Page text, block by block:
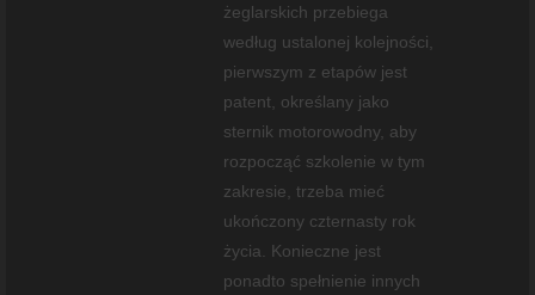
żeglarskich przebiega
według ustalonej kolejności,
pierwszym z etapów jest
patent, określany jako
sternik motorowodny, aby
rozpocząć szkolenie w tym
zakresie, trzeba mieć
ukończony czternasty rok
życia. Konieczne jest
ponadto spełnienie innych